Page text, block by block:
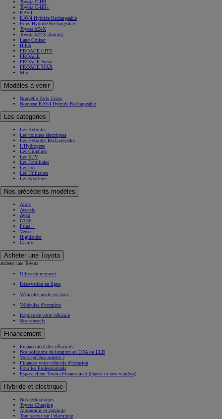
Toyota C-HR
Toyota C-HR+
RAV4
RAV4 Hybride Rechargeable
Prius Hybride Rechargeable
Toyota bZ4X
Toyota bZ4X Touring
Land Cruiser
Hilux
PROACE CITY
PROACE
PROACE Verso
PROACE MAX
Mirai
Modèles à venir
Nouvelle Yaris Cross
Nouveau RAV4 Hybride Rechargeable
Les catégories
Les Hybrides
Les voitures électriques
Les Hybrides Rechargeables
L'Hydrogène
Les Citadines
Les SUV
Les Familiales
Les 4x4
Les Utilitaires
Les Sportives
Nos précédents modèles
Auris
Avensis
Aygo
GT86
Prius +
Verso
Highlander
Camry
Acheter une Toyota
Acheter une Toyota
Offres du moment
Réservation en ligne
Véhicules neufs en stock
Véhicules d'occasion
Reprise de votre véhicule
Nos conseils
Financement
Financement des véhicules
Nos solutions de location en LOA ou LLD
Vous préférez acheter ?
Financez votre véhicule d'occasion
Pour les Professionnels
Espace client Toyota Financement (Opens in new window)
Hybride et électrique
Nos technologies
Toyota Charging
Autonomie et conduite
Tout savoir sur l’électrique